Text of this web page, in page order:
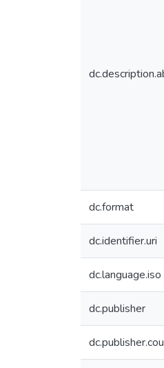
dc.format
dc.identifier.uri
dc.language.iso
dc.publisher